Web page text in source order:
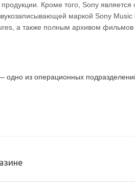
продукции. Кроме того, Sony
маркой Sony
а также полным архивом
из операционных